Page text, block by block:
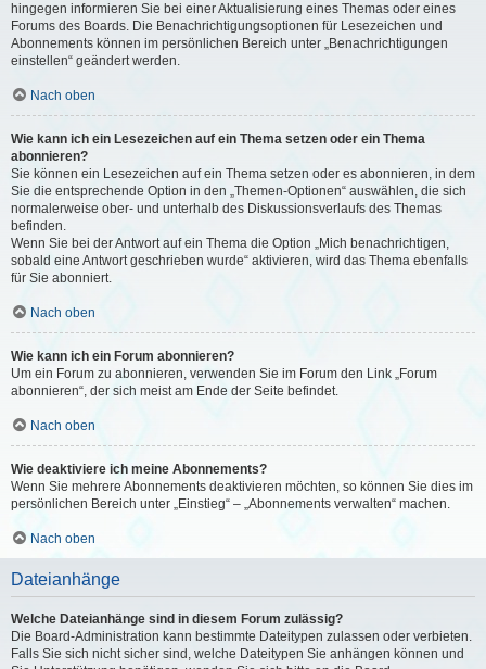
hingegen informieren Sie bei einer Aktualisierung eines Themas oder eines
Forums des Boards. Die Benachrichtigungsoptionen für Lesezeichen und
Abonnements können im persönlichen Bereich unter „Benachrichtigungen
einstellen“ geändert werden.
Nach oben
Wie kann ich ein Lesezeichen auf ein Thema setzen oder ein Thema
abonnieren?
Sie können ein Lesezeichen auf ein Thema setzen oder es abonnieren, in dem
Sie die entsprechende Option in den „Themen-Optionen“ auswählen, die sich
normalerweise ober- und unterhalb des Diskussionsverlaufs des Themas
befinden.
Wenn Sie bei der Antwort auf ein Thema die Option „Mich benachrichtigen,
sobald eine Antwort geschrieben wurde“ aktivieren, wird das Thema ebenfalls
für Sie abonniert.
Nach oben
Wie kann ich ein Forum abonnieren?
Um ein Forum zu abonnieren, verwenden Sie im Forum den Link „Forum
abonnieren“, der sich meist am Ende der Seite befindet.
Nach oben
Wie deaktiviere ich meine Abonnements?
Wenn Sie mehrere Abonnements deaktivieren möchten, so können Sie dies im
persönlichen Bereich unter „Einstieg“ – „Abonnements verwalten“ machen.
Nach oben
Dateianhänge
Welche Dateianhänge sind in diesem Forum zulässig?
Die Board-Administration kann bestimmte Dateitypen zulassen oder verbieten.
Falls Sie sich nicht sicher sind, welche Dateitypen Sie anhängen können und